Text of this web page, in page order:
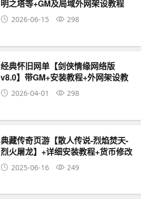
明之塔等+GM及局域外网架设教程
2026-06-15 298
经典怀旧网单【剑侠情缘网络版
v8.0】带GM+安装教程+外网架设教
程 2026-04-01 298
典藏传奇页游【散人传说-烈焰焚天-
烈火屠龙】+详细安装教程+货币修改
教程，可局域网外网
2025-06-16 249